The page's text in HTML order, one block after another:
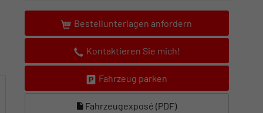
Bestellunterlagen anfordern
Kontaktieren Sie mich!
Fahrzeug parken
Fahrzeugexposé (PDF)